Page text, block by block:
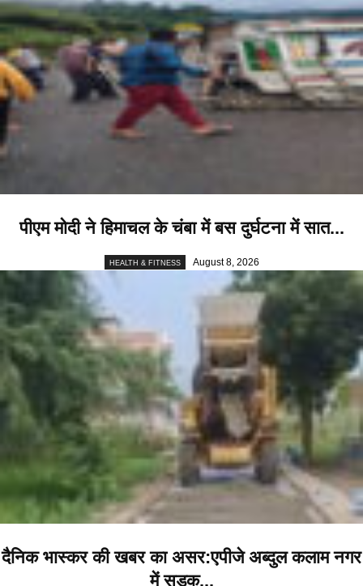
पीएम मोदी ने हिमाचल के चंबा में बस दुर्घटना में सात...
HEALTH & FITNESS August 8, 2026
दैनिक भास्कर की खबर का असर:एपीजे अब्दुल कलाम नगर
में सड़क...